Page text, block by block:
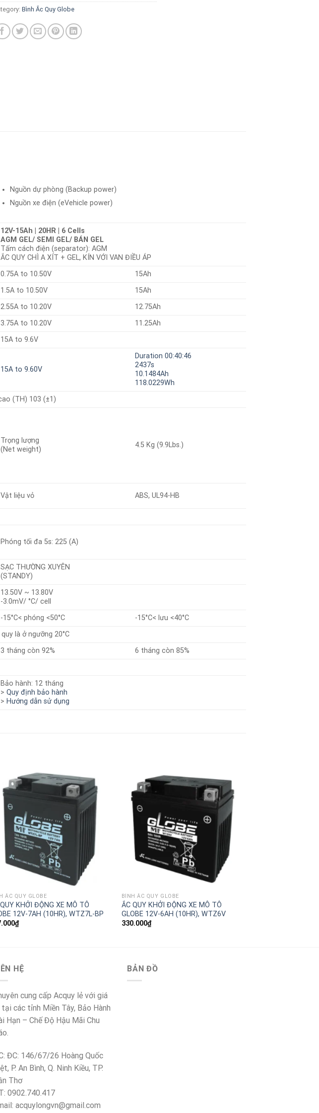
Bình Ắc Quy Globe
Nguồn dự phòng (Backup power)
Nguồn xe điện (eVehicle power)
12V-15Ah | 20HR | 6 Cells
AGM GEL/ SEMI GEL/ BÁN GEL
Tấm cách điện (separator): AGM
ẮC QUY CHÌ A XÍT + GEL, KÍN VỚI VAN ĐIỀU ÁP
0.75A to 10.50V
15Ah
1.5A to 10.50V
15Ah
2.55A to 10.20V
12.75Ah
3.75A to 10.20V
11.25Ah
15A to 9.6V
15A to 9.60V
Duration 00:40:46
2437s
10.1484Ah
118.0229Wh
(TH) 103 (±1)
Trọng lượng
(Net weight)
4.5 Kg (9.9Lbs.)
Vật liệu vỏ ABS, UL94-HB
Phóng tối đa 5s: 225 (A)
SẠC THƯỜNG XUYÊN
(STANDY)
13.50V ~ 13.80V
-3.0mV/ °C/ cell
-15°C< phóng <50°C
-15°C< lưu <40°C
là ở ngưỡng 20°C
3 tháng còn 92%
6 tháng còn 85%
Bảo hành: 12 tháng
>Quy định bảo hành
> Hướng dẫn sử dụng
ẮC QUY GLOBE
KHỞI ĐỘNG XE MÔ TÔ
12V-7AH (10HR), WTZ7L-BP
₫
BÌNH ẮC QUY GLOBE
ẮC QUY KHỞI ĐỘNG XE MÔ TÔ
GLOBE 12V-6AH (10HR), WTZ6V
330.000₫
HỆ
cung cấp Acquy lẻ với giá
các tỉnh Miền Tây, Bảo Hành
Hạn – Chế Độ Hậu Mãi Chu
ĐC: 146/67/26 Hoàng Quốc
P. An Bình, Q. Ninh Kiều, TP.
Thơ
0902.740.417
acquylongvn@gmail.com
BẢN ĐỒ